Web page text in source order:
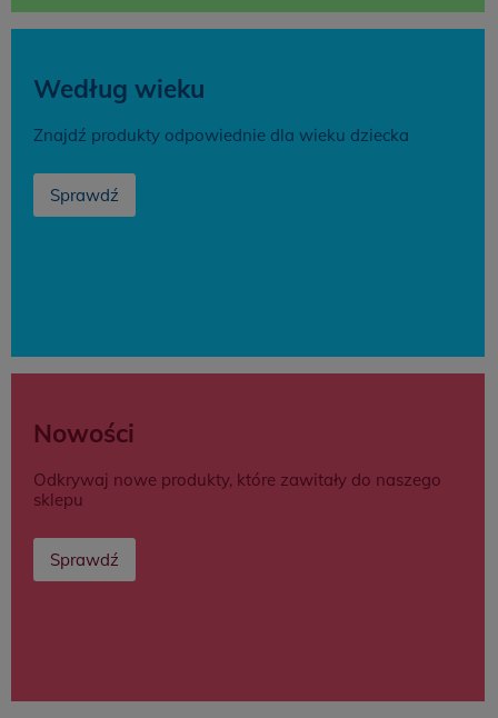
Według wieku
Znajdź produkty odpowiednie dla wieku dziecka
Sprawdź
Nowości
Odkrywaj nowe produkty, które zawitały do naszego
sklepu
Sprawdź